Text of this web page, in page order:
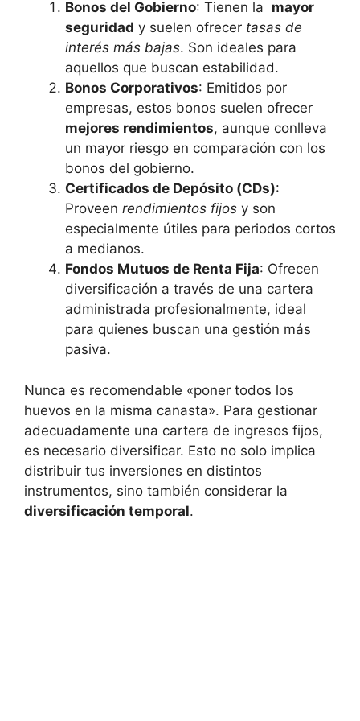
Bonos del Gobierno: ‍Tienen la ⁤ mayor
‌seguridad y suelen⁤ ofrecer tasas ‌de
interés más bajas. ‌Son ideales para‍
aquellos⁤ que buscan estabilidad.
Bonos Corporativos: Emitidos por‍
empresas,⁣ estos bonos suelen ofrecer
mejores rendimientos,‌ aunque conlleva
⁣un mayor riesgo en comparación con ⁣los
bonos del ​gobierno.
Certificados de Depósito (CDs):
‌Proveen‌ rendimientos fijos y son
especialmente útiles para periodos⁤ cortos
a medianos.
Fondos Mutuos de Renta Fija: Ofrecen⁣
diversificación a través de una cartera
administrada⁤ profesionalmente, ‌ideal
para ‍quienes buscan ​una gestión más
pasiva.
Nunca es​ recomendable «poner ⁢todos los
huevos en ‍la misma canasta». ‌Para gestionar⁣
adecuadamente una cartera de‍ ingresos fijos,
es necesario diversificar. Esto ⁢no solo implica
distribuir tus inversiones en distintos
instrumentos, sino ‌también considerar la
diversificación temporal.